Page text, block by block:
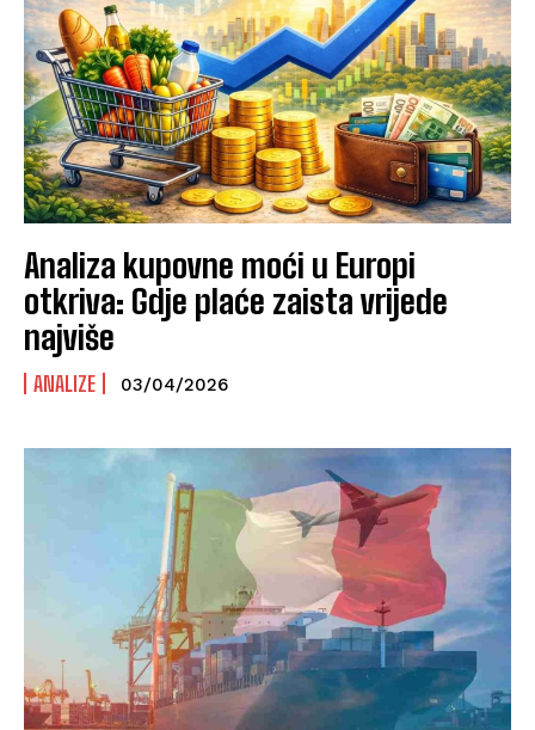
Analiza kupovne moći u Europi
otkriva: Gdje plaće zaista vrijede
najviše
ANALIZE 03/04/2026